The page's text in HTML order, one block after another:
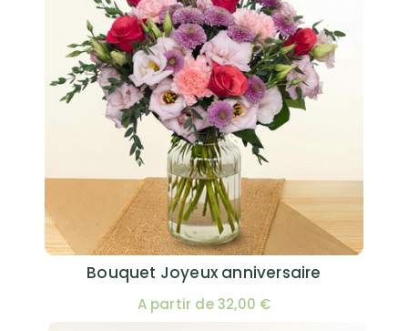
Bouquet Joyeux anniversaire
A partir de 32,00 €